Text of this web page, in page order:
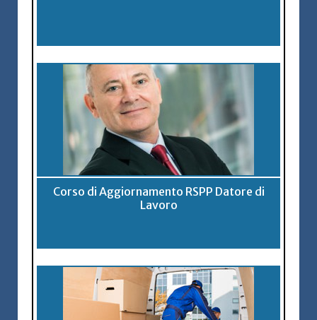
Corso di Aggiornamento RSPP Datore di
Lavoro